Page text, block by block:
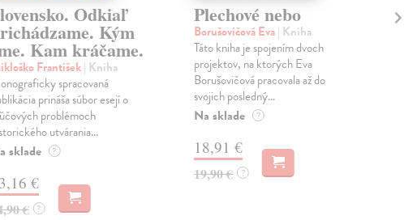
Odkiaľ
Kým
Kam kráčame.
František| Kniha
spracovaná
prináša súbor esejí o
problémoch
utvárania...
sklade ?
€
€ ?
Plechové nebo
Borušovičová Eva| Kniha
Táto kniha je spojením dvoch
projektov, na ktorých Eva
Borušovičová pracovala až do
svojich posledný...
Na sklade ?
18,91 €
19,90 € ?